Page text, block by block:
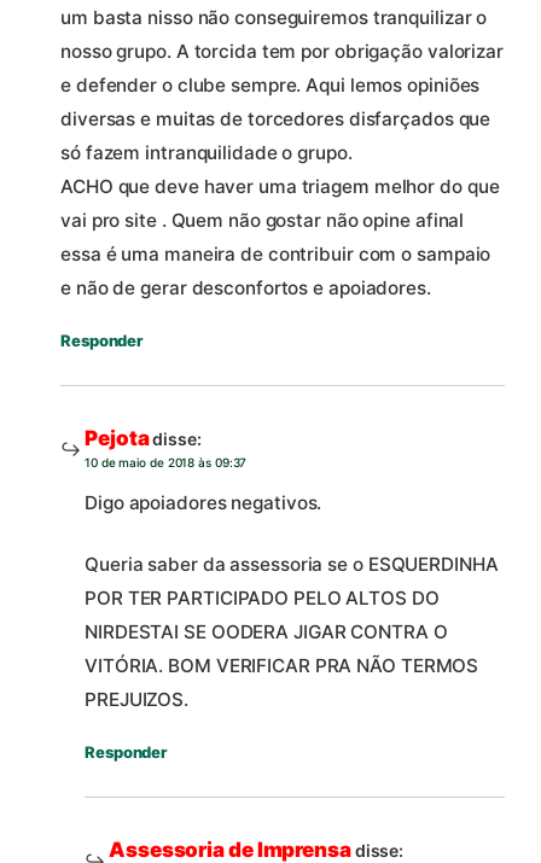
um basta nisso não conseguiremos tranquilizar o
nosso grupo. A torcida tem por obrigação valorizar
e defender o clube sempre. Aqui lemos opiniões
diversas e muitas de torcedores disfarçados que
só fazem intranquilidade o grupo.
ACHO que deve haver uma triagem melhor do que
vai pro site . Quem não gostar não opine afinal
essa é uma maneira de contribuir com o sampaio
e não de gerar desconfortos e apoiadores.
Responder
Pejotadisse:
10 de maio de 2018 às 09:37
Digo apoiadores negativos.
Queria saber da assessoria se o ESQUERDINHA
POR TER PARTICIPADO PELO ALTOS DO
NIRDESTAI SE OODERA JIGAR CONTRA O
VITÓRIA. BOM VERIFICAR PRA NÃO TERMOS
PREJUIZOS.
Responder
Assessoria de Imprensadisse: